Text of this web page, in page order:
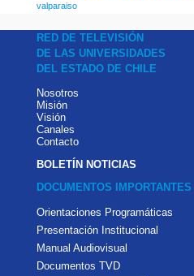
valparaiso
RED DE TELEVISIÓN
DE LAS UNIVERSIDADES
DEL ESTADO DE CHILE
Nosotros
Misión
Visión
Canales
Contacto
BOLETÍN NOTICIAS
DOCUMENTOS IMPORTANTES
Orientaciones Programáticas
Presentación Institucional
Manual Audiovisual
Documentos TVD